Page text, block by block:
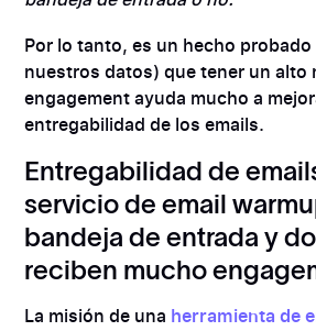
Por lo tanto, es un hecho
nuestros datos) que tener un alto
engagement ayuda mucho a
entregabilidad de los emails.
Entregabilidad de
servicio de email
bandeja de entrada y
reciben mucho
La misión de una herramienta de